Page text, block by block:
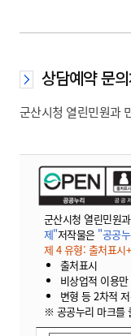
상담예약 문
군산시청 열린민원과
군산시청 열린민원
제"저작물은 "공공
제 4 유형: 출처표시
출처표시
비상업적 이용
변형 등 2차적
※ 공공누리 마크를